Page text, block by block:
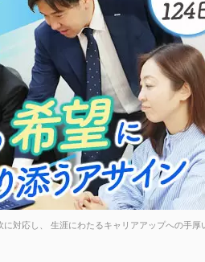
に対応し、 生涯にわたるキャリアアップへの手厚